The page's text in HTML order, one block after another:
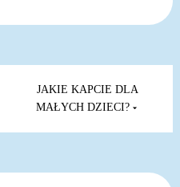
JAKIE KAPCIE DLA
MAŁYCH DZIECI?